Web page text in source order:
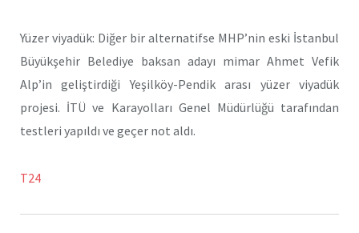
Yüzer viyadük: Diğer bir alternatifse MHP’nin eski İstanbul
Büyükşehir Belediye baksan adayı mimar Ahmet Vefik
Alp’in geliştirdiği Yeşilköy-Pendik arası yüzer viyadük
projesi. İTÜ ve Karayolları Genel Müdürlüğü tarafından
testleri yapıldı ve geçer not aldı.
T24